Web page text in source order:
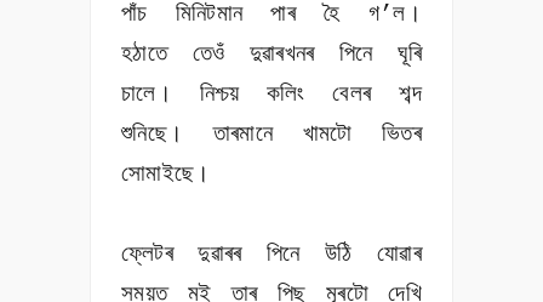
পাঁচ মিনিটমান পাৰ হৈ গ’ল।
হঠাতে তেওঁ দুৱাৰখনৰ পিনে ঘূৰি
চালে। নিশ্চয় কলিং বেলৰ শব্দ
শুনিছে। তাৰমানে খামটো ভিতৰ
সোমাইছে।
ফ্লেটৰ দুৱাৰৰ পিনে উঠি যোৱাৰ
সময়ত মই তাৰ পিছ মূৰটো দেখি